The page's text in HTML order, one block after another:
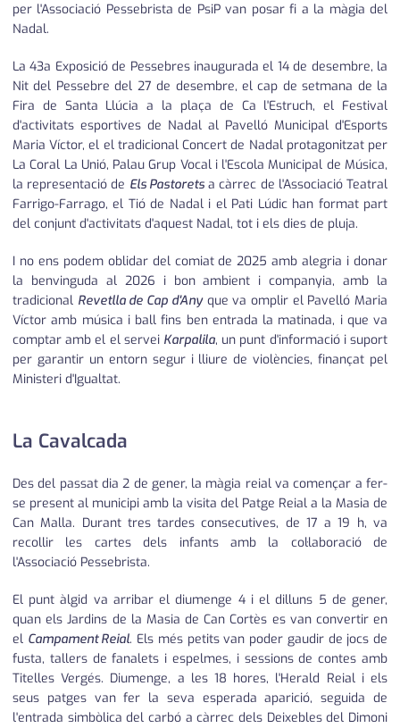
per l'Associació Pessebrista de PsiP van posar fi a la màgia del
Nadal.
La 43a Exposició de Pessebres inaugurada el 14 de desembre, la
Nit del Pessebre del 27 de desembre, el cap de setmana de la
Fira de Santa Llúcia a la plaça de Ca l'Estruch, el Festival
d'activitats esportives de Nadal al Pavelló Municipal d'Esports
Maria Víctor, el el tradicional Concert de Nadal protagonitzat per
La Coral La Unió, Palau Grup Vocal i l'Escola Municipal de Música,
la representació de Els Pastoretsa càrrec de l'Associació Teatral
Farrigo-Farrago, el Tió de Nadal i el Pati Lúdic han format part
del conjunt d'activitats d'aquest Nadal, tot i els dies de pluja.
I no ens podem oblidar del comiat de 2025 amb alegria i donar
la benvinguda al 2026 i bon ambient i companyia, amb la
tradicional Revetlla de Cap d'Anyque va omplir el Pavelló Maria
Víctor amb música i ball fins ben entrada la matinada, i que va
comptar amb el el servei Karpalila, un punt d'informació i suport
per garantir un entorn segur i lliure de violències, finançat pel
Ministeri d'Igualtat.
La Cavalcada
Des del passat dia 2 de gener, la màgia reial va començar a fer-
se present al municipi amb la visita del Patge Reial a la Masia de
Can Malla. Durant tres tardes consecutives, de 17 a 19 h, va
recollir les cartes dels infants amb la col·laboració de
l'Associació Pessebrista.
El punt àlgid va arribar el diumenge 4 i el dilluns 5 de gener,
quan els Jardins de la Masia de Can Cortès es van convertir en
el Campament Reial. Els més petits van poder gaudir de jocs de
fusta, tallers de fanalets i espelmes, i sessions de contes amb
Titelles Vergés. Diumenge, a les 18 hores, l'Herald Reial i els
seus patges van fer la seva esperada aparició, seguida de
l'entrada simbòlica del carbó a càrrec dels Deixebles del Dimoni